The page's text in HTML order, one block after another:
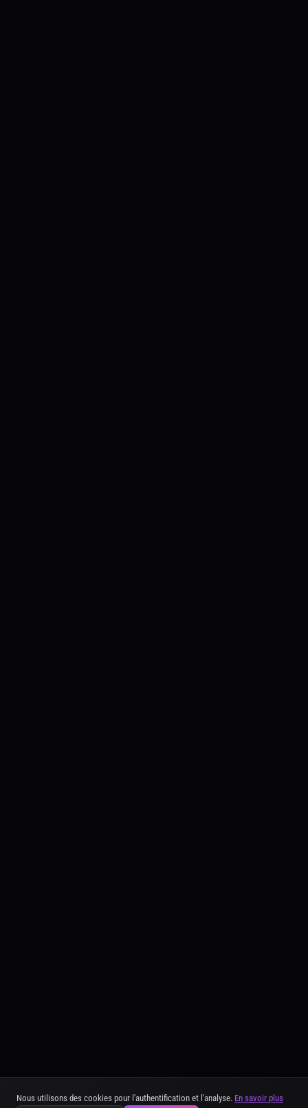
Nous utilisons des cookies pour l'authentification et l'analyse. En savoir plus